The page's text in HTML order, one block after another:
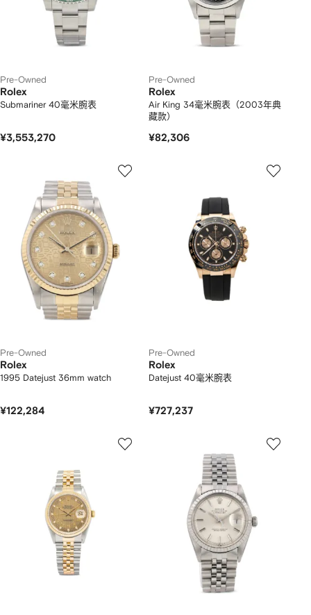
Pre-Owned
Rolex
Submariner 40毫米腕表
¥3,553,270
Pre-Owned
Rolex
Air King 34毫米腕表（2003年典
藏款）
¥82,306
Pre-Owned
Rolex
1995 Datejust 36mm watch
¥122,284
Pre-Owned
Rolex
Datejust 40毫米腕表
¥727,237